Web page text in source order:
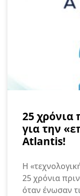
25 χρόνια
για την
Atlantis!
H
25 χρόνια
όταν ένωσαν